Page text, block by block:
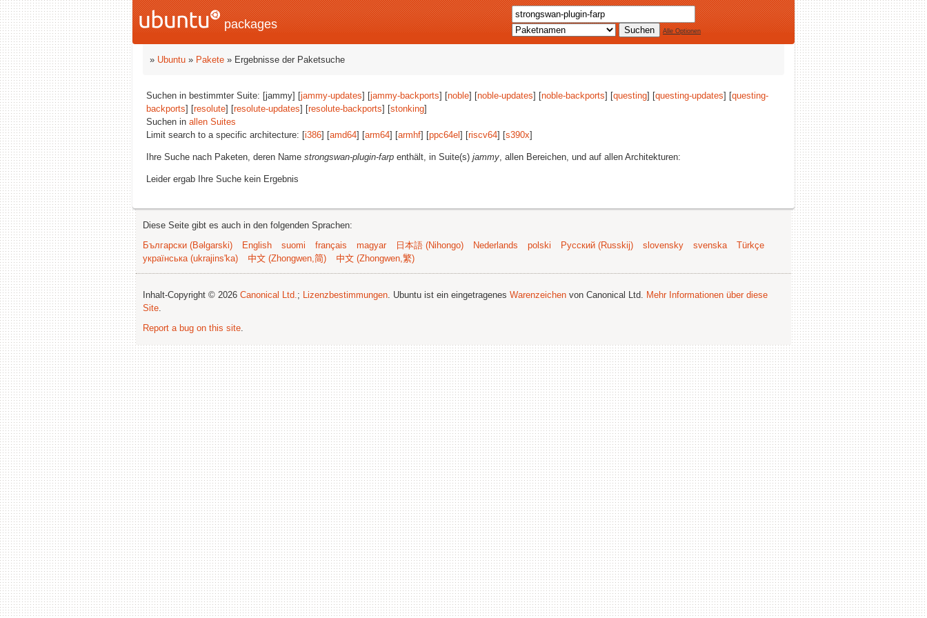
packages Alle Optionen
» Ubuntu » Pakete » Ergebnisse der Paketsuche
Suchen in bestimmter Suite: [jammy] [jammy-updates] [jammy-backports] [noble] [noble-updates] [noble-backports] [questing] [questing-updates] [questing-
backports] [resolute] [resolute-updates] [resolute-backports] [stonking]
Suchen in allen Suites
Limit search to a specific architecture: [i386] [amd64] [arm64] [armhf] [ppc64el ] [riscv64] [s390x]
Ihre Suche nach Paketen, deren Name strongswan-plugin-farp enthält, in Suite(s) jammy, allen Bereichen, und auf allen Architekturen:
Leider ergab Ihre Suche kein Ergebnis
Diese Seite gibt es auch in den folgenden Sprachen:
Български (Bəlgarski)
English suomi français magyar 日本語 (Nihongo) Nederlands polski Русский (Russkij) slovensky svenska
Türkçe
українська (ukrajins'ka)
中文 (Zhongwen,简) 中文 (Zhongwen,繁)
Inhalt-Copyright © 2026 Canonical Ltd.; Lizenzbestimmungen. Ubuntu ist ein eingetragenes Warenzeichen von Canonical Ltd. Mehr Informationen über diese
Site.
Report a bug on this site.